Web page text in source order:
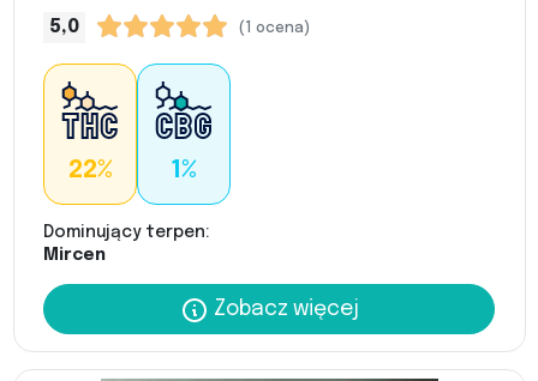
5,0 (1 ocena)
22% 1%
Dominujący terpen:
Mircen
Zobacz więcej